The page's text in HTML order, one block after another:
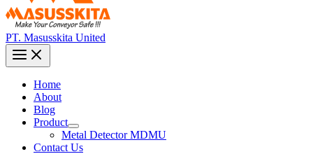
PT. Masusskita United
Home
About
Blog
Product
Metal Detector MDMU
Contact Us